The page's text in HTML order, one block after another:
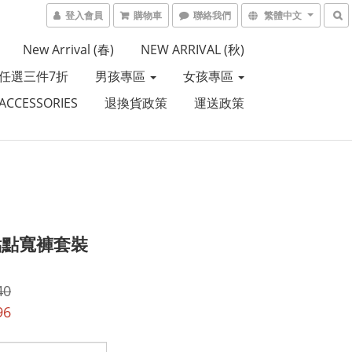
登入會員 購物車 聯絡我們 繁體中文
New Arrival (春)
NEW ARRIVAL (秋)
選三件7折
男孩專區
女孩專區
退換貨政策 運送政策
寬褲套裝